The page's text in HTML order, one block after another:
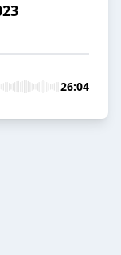
26:04